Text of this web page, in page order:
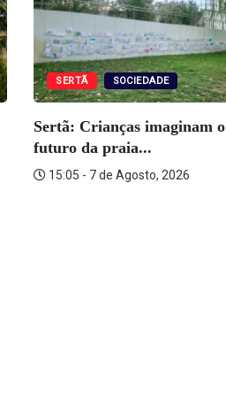
SERTÃ SOCIEDADE
Sertã: Crianças imaginam o
futuro da praia...
15:05 - 7 de Agosto, 2026